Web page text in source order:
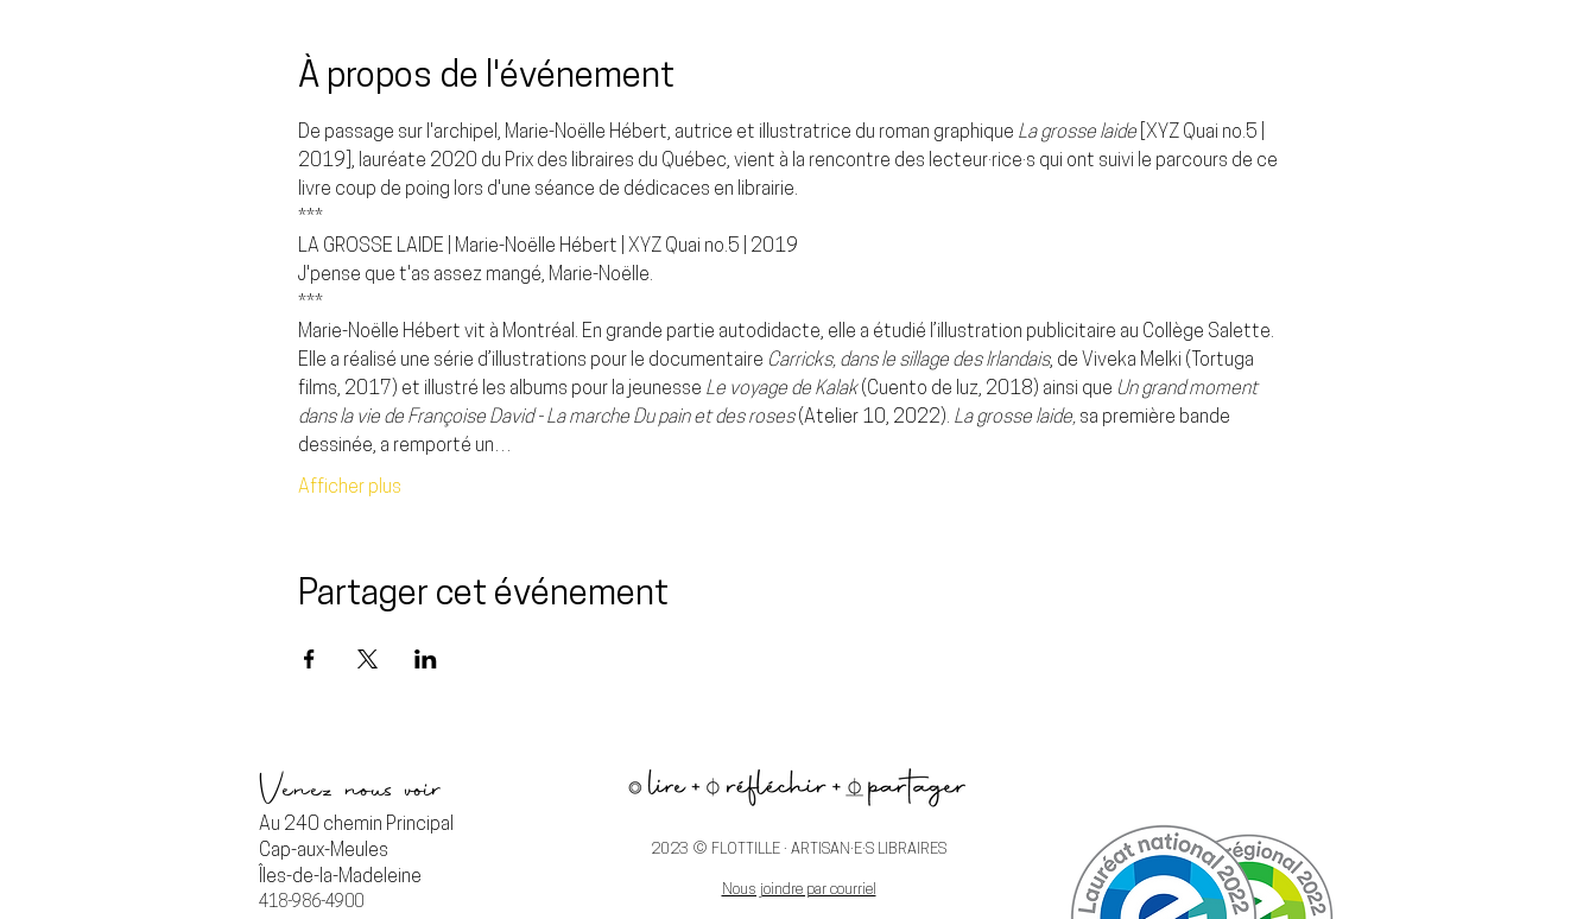
À propos de l'événement
De passage sur l'archipel, Marie-Noëlle Hébert, autrice et illustratrice du roman graphique La grosse laide [XYZ Quai no.5 |
2019], lauréate 2020 du Prix des libraires du Québec, vient à la rencontre des lecteur·rice·s qui ont suivi le parcours de ce
livre coup de poing lors d'une séance de dédicaces en librairie.
***
LA GROSSE LAIDE | Marie-Noëlle Hébert | XYZ Quai no.5 | 2019
J'pense que t'as assez mangé, Marie-Noëlle.
***
Marie-Noëlle Hébert vit à Montréal. En grande partie autodidacte, elle a étudié l’illustration publicitaire au Collège Salette.
Elle a réalisé une série d’illustrations pour le documentaire Carricks, dans le sillage des Irlandais, de Viveka Melki (Tortuga
films, 2017) et illustré les albums pour la jeunesse Le voyage de Kalak (Cuento de luz, 2018) ainsi que Un grand moment
dans la vie de Françoise David - La marche Du pain et des roses (Atelier 10, 2022). La grosse laide, sa première bande
dessinée, a remporté un…
Afficher plus
Partager cet événement
Venez nous voir
Au 240 chemin Principal
Cap-aux-Meules
Îles-de-la-Madeleine
418-986-4900
2023 © FLOTTILLE · ARTISAN·E·S LIBRAIRES
Nous joindre par courriel